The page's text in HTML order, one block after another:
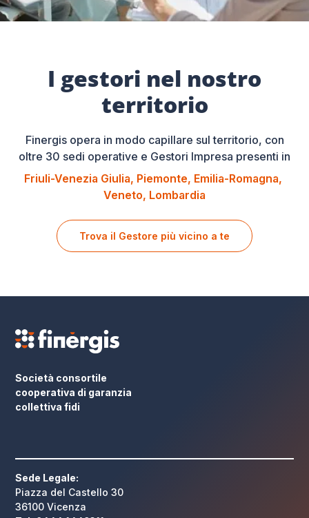
I gestori nel nostro
territorio
Finergis opera in modo capillare sul territorio, con
oltre 30 sedi operative e Gestori Impresa presenti in
Friuli-Venezia Giulia Piemonte Emilia-Romagna
Veneto Lombardia
Trova il Gestore più vicino a te
Società consortile
cooperativa di garanzia
collettiva fidi
Sede Legale:
Piazza del Castello 30
36100 Vicenza